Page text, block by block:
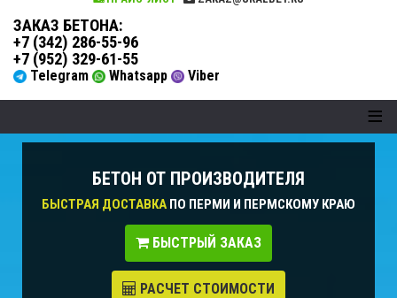
ЗАКАЗ БЕТОНА:
+7 (342) 286-55-96
+7 (952) 329-61-55
Telegram Whatsapp Viber
≡
БЕТОН ОТ ПРОИЗВОДИТЕЛЯ
БЫСТРАЯ ДОСТАВКА ПО ПЕРМИ И ПЕРМСКОМУ КРАЮ
БЫСТРЫЙ ЗАКАЗ
РАСЧЕТ СТОИМОСТИ